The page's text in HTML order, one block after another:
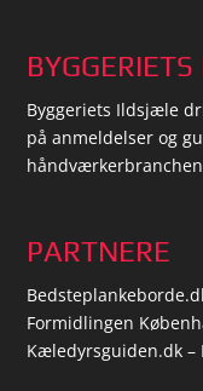
Byggeriets Ildsjæle
på anmeldelser og
PARTNERE
Formidlingen
Kæledyrsguiden.dk –